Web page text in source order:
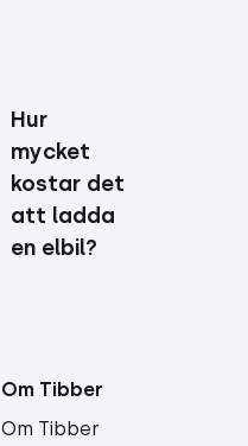
Hur
mycket
kostar det
att ladda
en elbil?
Om Tibber
Om Tibber